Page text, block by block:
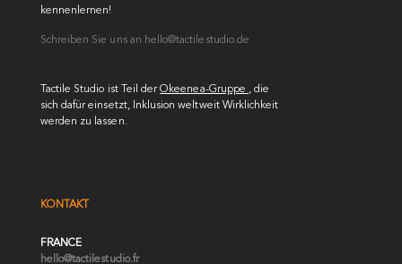
kennenlernen!
Schreiben Sie uns an hello@tactilestudio.de
Tactile Studio ist Teil derOkeenea-Gruppe , die
sich dafür einsetzt, Inklusion weltweit Wirklichkeit
werden zu lassen.
KONTAKT
FRANCE
hello@tactilestudio.fr